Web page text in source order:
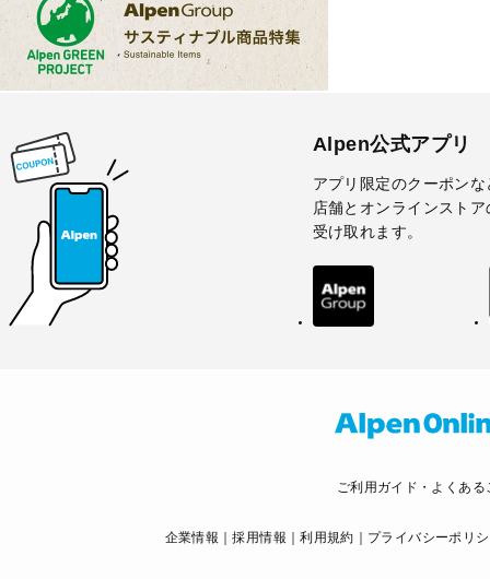
Alpen公式アプリ
アプリ限定のクーポンな
店舗とオンラインスト
受け取れます。
ご利用ガイド・よくある
企業情報 採用情報 利用規約 プライバシーポリ